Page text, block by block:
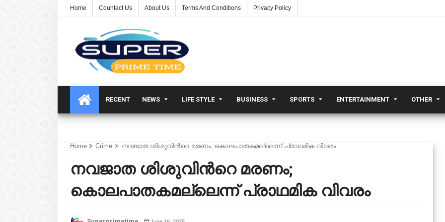
Home Countact Us About Us Terms And Conditions Privacy Policy
RECENT NEWS LIFE STYLE BUSINESS SPORTS ENTERTAINMENT OTHER
Home Crime നവജാത ശിശുവിന്‍റെ മരണം; കൊലപാതകമല്ലെന്ന് പ്രാഥമിക വിവരം
നവജാത ശിശുവിന്‍റെ മരണം;
കൊലപാതകമല്ലെന്ന് പ്രാഥമിക വിവരം